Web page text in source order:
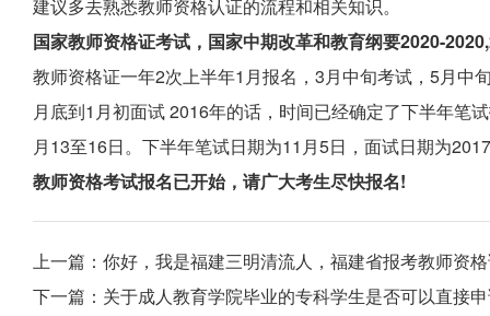
建议多去熟悉教师资格认证的流程和相关知识。
国家教师资格证考试，国家中期改革和教育纲要2020-
教师资格证一年2次上半年1月报名，3月中旬考试，5月中
月底到1月初面试 2016年的话，时间已经确定了下半年笔
月13至16日。下半年笔试日期为11月5日，面试日期为
教师资格考试报名已开始，请广大考生尽快报名!
上一篇： 你好，我是福建三明清流人，福建省报考教师资
下一篇： 关于成人教育学院毕业的专科学生是否可以直接